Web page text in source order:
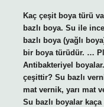
Kaç çeşit boya türü
bazlı boya. Su ile
bazlı boya (yağlı
bir boya türüdür. …
Antibakteriyel
çeşittir? Su bazlı
mat vernik, yarı mat
Su bazlı boyalar kaça